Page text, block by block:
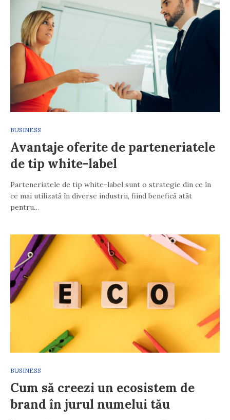
BUSINESS
Avantaje oferite de parteneriatele
de tip white-label
Parteneriatele de tip white-label sunt o strategie din ce în
ce mai utilizată în diverse industrii, fiind benefică atât
pentru…
BUSINESS
Cum să creezi un ecosistem de
brand în jurul numelui tău